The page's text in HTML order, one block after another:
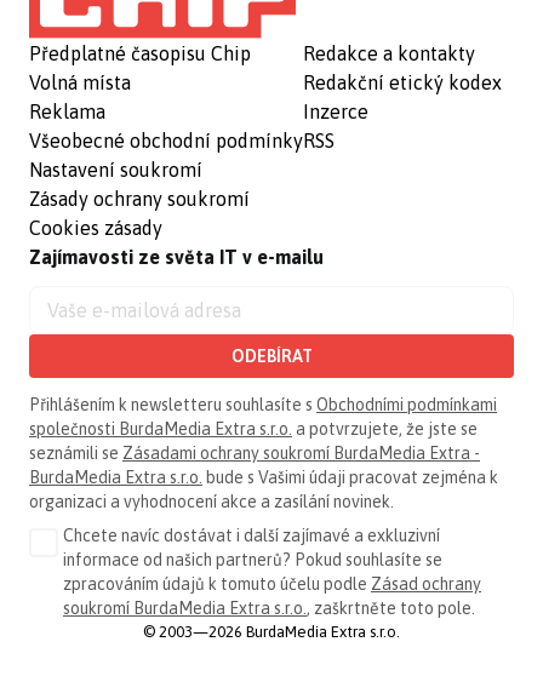
Předplatné časopisu Chip
Volná místa
Reklama
Všeobecné obchodní podmínky
Nastavení soukromí
Zásady ochrany soukromí
Cookies zásady
Redakce a kontakty
Redakční etický kodex
Inzerce
RSS
Zajímavosti ze světa IT v e-mailu
ODEBÍRAT
Přihlášením k newsletteru souhlasíte s Obchodními podmínkami
společnosti BurdaMedia Extra s.r.o. a potvrzujete, že jste se
seznámili se Zásadami ochrany soukromí BurdaMedia Extra -
BurdaMedia Extra s.r.o. bude s Vašimi údaji pracovat zejména k
organizaci a vyhodnocení akce a zasílání novinek.
Chcete navíc dostávat i další zajímavé a exkluzivní
informace od našich partnerů? Pokud souhlasíte se
zpracováním údajů k tomuto účelu podle Zásad ochrany
soukromí BurdaMedia Extra s.r.o., zaškrtněte toto pole.
© 2003—2026 BurdaMedia Extra s.r.o.